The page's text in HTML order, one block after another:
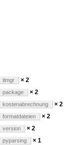
tlmgr × 2
package × 2
kostenabrechnung × 2
formatdateien × 2
version × 2
pyparsing × 1